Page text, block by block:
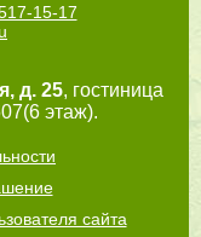
15-17
д. 25, гостиница
этаж).
сайта